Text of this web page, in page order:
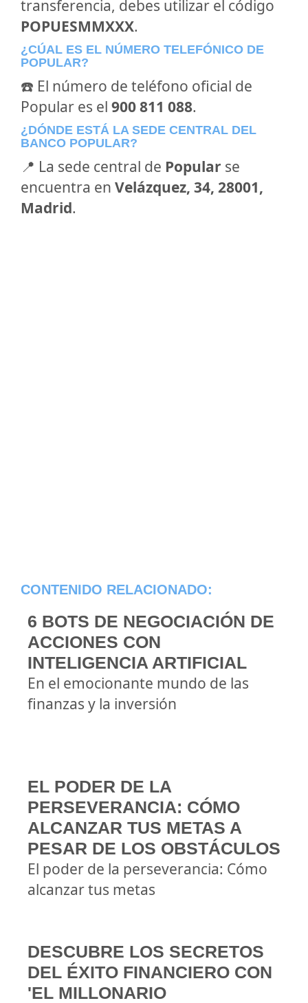
transferencia, debes utilizar el código
POPUESMMXXX.
¿CÚAL ES EL NÚMERO TELEFÓNICO DE
POPULAR?
☎️ El número de teléfono oficial de
Popular es el 900 811 088.
¿DÓNDE ESTÁ LA SEDE CENTRAL DEL
BANCO POPULAR?
📍 La sede central de Popular se
encuentra en Velázquez, 34, 28001,
Madrid.
CONTENIDO RELACIONADO:
6 BOTS DE NEGOCIACIÓN DE
ACCIONES CON
INTELIGENCIA ARTIFICIAL
En el emocionante mundo de las
finanzas y la inversión
EL PODER DE LA
PERSEVERANCIA: CÓMO
ALCANZAR TUS METAS A
PESAR DE LOS OBSTÁCULOS
El poder de la perseverancia: Cómo
alcanzar tus metas
DESCUBRE LOS SECRETOS
DEL ÉXITO FINANCIERO CON
'EL MILLONARIO